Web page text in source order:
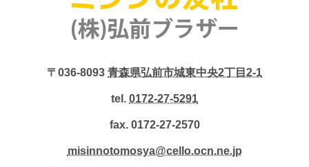
〒036-8093 青森県弘前市城東中央2丁目2-1
tel. 0172-27-5291
fax. 0172-27-2570
misinnotomosya@cello.ocn.ne.jp